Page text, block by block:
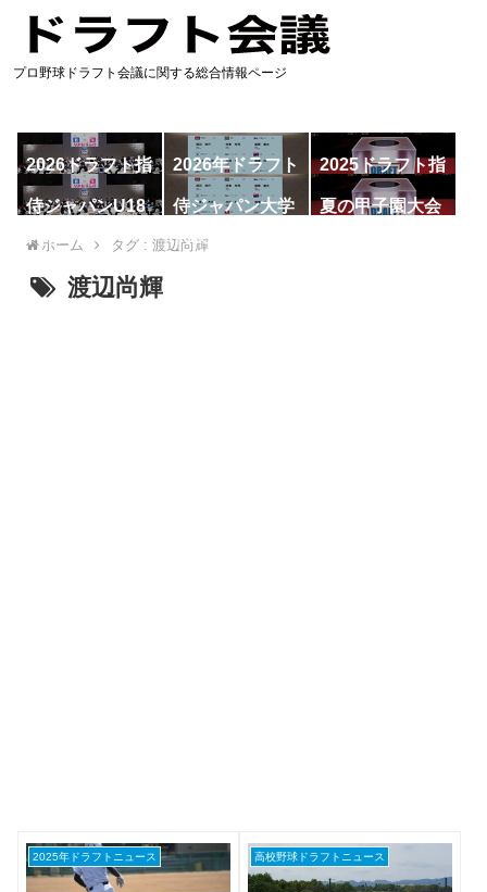
プロ野球ドラフト会議に関する総合情報ページ
2026ドラフト指
名予想
2026年ドラフト
候補
2025ドラフト指
名一覧
侍ジャパンU18
代表
侍ジャパン大学
代表
夏の甲子園大会
ホーム タグ : 渡辺尚輝
渡辺尚輝
2025年ドラフトニュース 高校野球ドラフトニュース